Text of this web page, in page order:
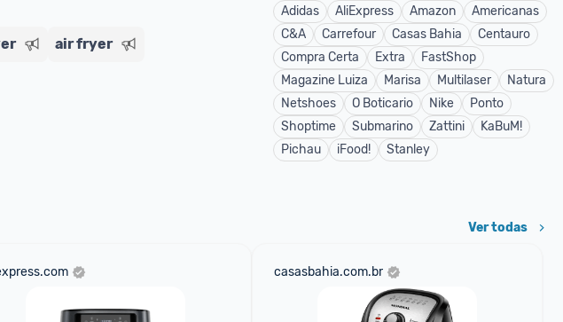
air fryer
Adidas AliExpress Amazon
Americanas
C&A
Carrefour Casas Bahia
Centauro
Compra Certa
Extra
FastShop
Magazine Luiza
Marisa Multilaser
Natura
Netshoes
O Boticario Nike
Ponto
Shoptime
Submarino Zattini
KaBuM!
Pichau
iFood! Stanley
Ver todas
casasbahia.com.br